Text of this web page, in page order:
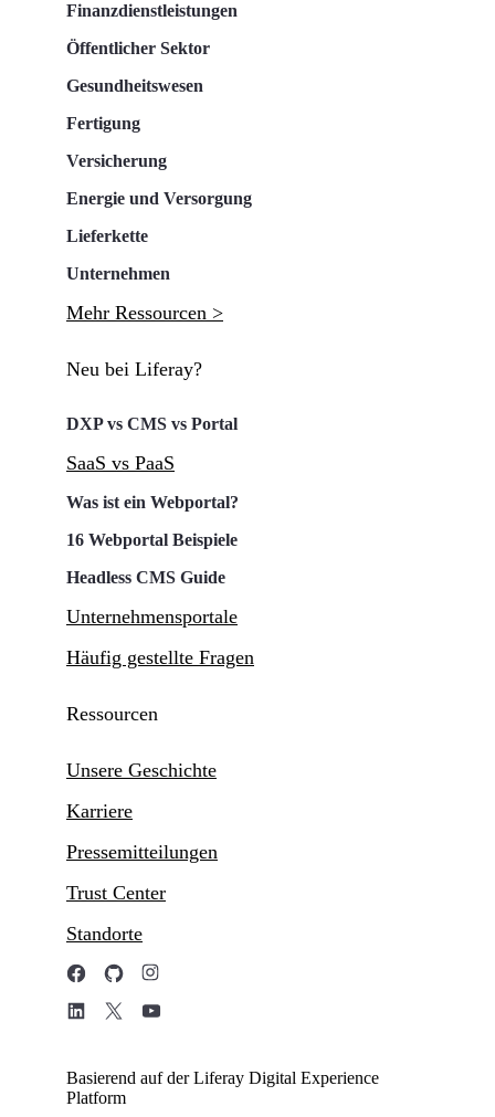
Finanzdienstleistungen
Öffentlicher Sektor
Gesundheitswesen
Fertigung
Versicherung
Energie und Versorgung
Lieferkette
Unternehmen
Mehr Ressourcen >
Neu bei Liferay?
DXP vs CMS vs Portal
SaaS vs PaaS
Was ist ein Webportal?
16 Webportal Beispiele
Headless CMS Guide
Unternehmensportale
Häufig gestellte Fragen
Ressourcen
Unsere Geschichte
Karriere
Pressemitteilungen
Trust Center
Standorte
Basierend auf der Liferay Digital Experience
Platform